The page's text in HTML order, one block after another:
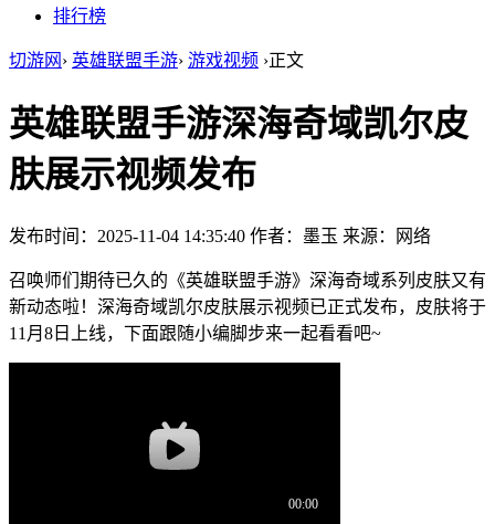
排行榜
切游网 › 英雄联盟手游› 游戏视频 ›正文
英雄联盟手游深海奇域凯尔皮
肤展示视频发布
发布时间：2025-11-04 14:35:40 作者：墨玉 来源：网络
召唤师们期待已久的《英雄联盟手游》深海奇域系列皮肤又有
新动态啦！深海奇域凯尔皮肤展示视频已正式发布，皮肤将于
11月8日上线，下面跟随小编脚步来一起看看吧~